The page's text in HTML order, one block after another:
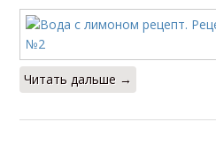
Читать дальше →